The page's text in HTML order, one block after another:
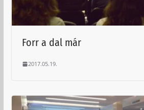
Forr a dal már
2017.05.19.